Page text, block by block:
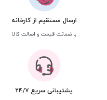
ارسال مستقیم از کارخانه
با ضمانت قیمت و اصالت کالا
پشتیبانی سریع 24/7